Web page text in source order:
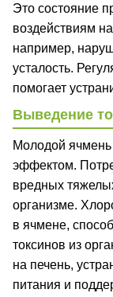
Это состояние
воздействиям
например,
усталость.
помогает
Выведение
Молодой ячмень
эффектом.
вредных
организме.
в ячмене,
токсинов из
на печень,
питания и